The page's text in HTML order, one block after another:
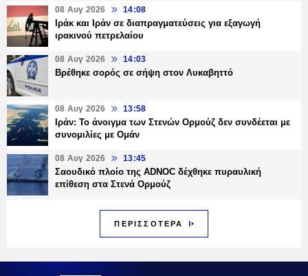
08 Αυγ 2026 14:08
Ιράκ και Ιράν σε διαπραγματεύσεις για εξαγωγή
ιρακινού πετρελαίου
08 Αυγ 2026 14:03
Βρέθηκε σορός σε σήψη στον Λυκαβηττό
08 Αυγ 2026 13:58
Ιράν: Το άνοιγμα των Στενών Ορμούζ δεν συνδέεται με
συνομιλίες με Ομάν
08 Αυγ 2026 13:45
Σαουδικό πλοίο της ADNOC δέχθηκε πυραυλική
επίθεση στα Στενά Ορμούζ
ΠΕΡΙΣΣΟΤΕΡΑ